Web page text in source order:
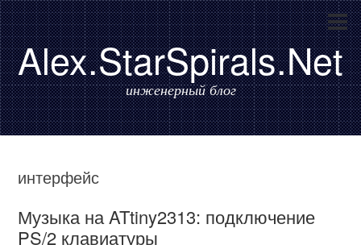
Alex.StarSpirals.Net
инженерный блог
интерфейс
Музыка на ATtiny2313: подключение
PS/2 клавиатуры